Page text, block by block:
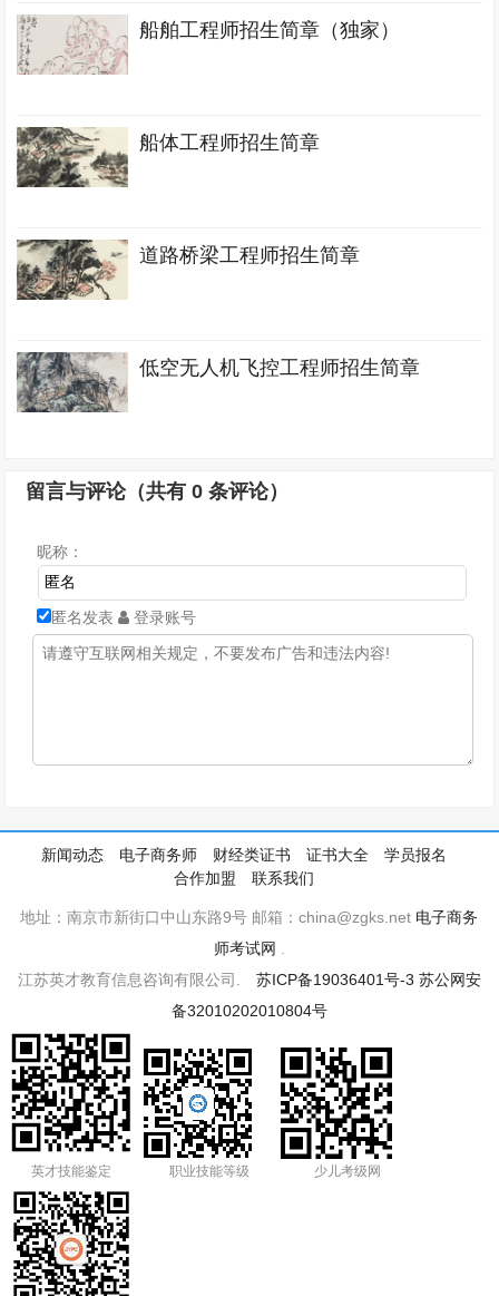
船舶工程师招生简章（独家）
船体工程师招生简章
道路桥梁工程师招生简章
低空无人机飞控工程师招生简章
留言与评论（共有0 条评论）
昵称：
匿名发表 登录账号
新闻动态 电子商务师 财经类证书 证书大全
学员报名
合作加盟
联系我们
地址：南京市新街口中山东路9号 邮箱：china@zgks.net 电子商务
师考试网
江苏英才教育信息咨询有限公司. 苏ICP备19036401号-3 苏公网安
备32010202010804号
英才技能鉴定 职业技能等级 少儿考级网